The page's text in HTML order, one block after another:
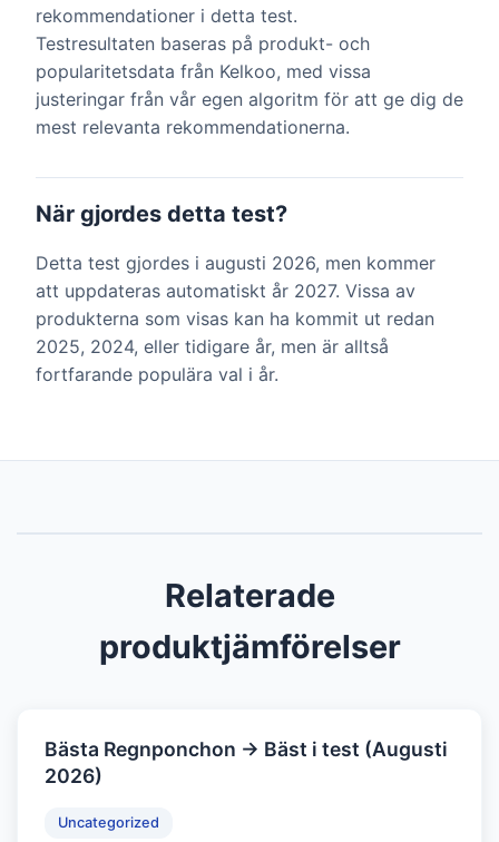
rekommendationer i detta test.
Testresultaten baseras på produkt- och
popularitetsdata från Kelkoo, med vissa
justeringar från vår egen algoritm för att ge dig de
mest relevanta rekommendationerna.
När gjordes detta test?
Detta test gjordes i augusti 2026, men kommer
att uppdateras automatiskt år 2027. Vissa av
produkterna som visas kan ha kommit ut redan
2025, 2024, eller tidigare år, men är alltså
fortfarande populära val i år.
Relaterade
produktjämförelser
Bästa Regnponchon → Bäst i test (Augusti
2026)
Uncategorized